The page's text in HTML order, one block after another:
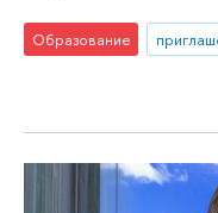
Образование